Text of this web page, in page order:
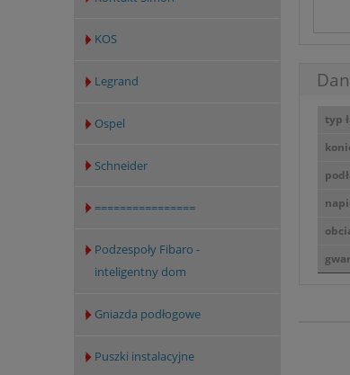
KOS
Legrand
Ospel
Schneider
================
Podzespoły Fibaro -
inteligentny dom
Gniazda podłogowe
Puszki instalacyjne
typ